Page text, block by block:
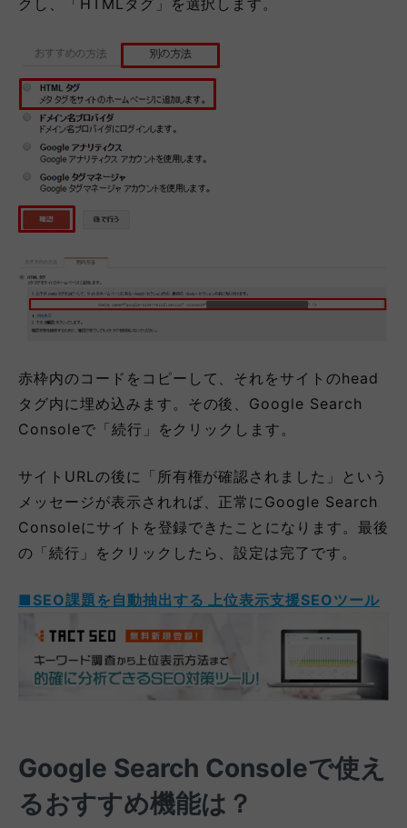
クし、「HTMLタグ」を選択します。
赤枠内のコードをコピーして、それをサイトのhead
タグ内に埋め込みます。その後、Google Search
Consoleで「続行」をクリックします。
サイトURLの後に「所有権が確認されました」という
メッセージが表示されれば、正常にGoogle Search
Consoleにサイトを登録できたことになります。最後
の「続行」をクリックしたら、設定は完了です。
■SEO課題を自動抽出する 上位表示支援SEOツール
Google Search Consoleで使え
るおすすめ機能は？